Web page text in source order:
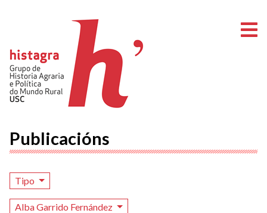
Publicacións
Tipo
Alba Garrido Fernández